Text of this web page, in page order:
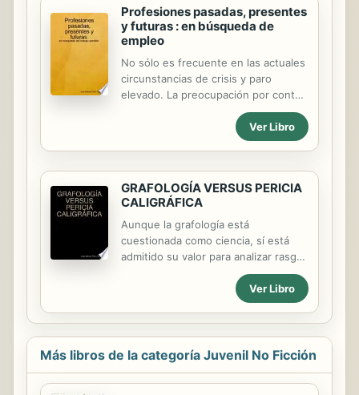
Profesiones pasadas, presentes
y futuras : en búsqueda de
empleo
No sólo es frecuente en las actuales
circunstancias de crisis y paro
elevado. La preocupación por contar
con un empleo es una cuestión de
constante actualidad. Desde el
momento en que se termina el
universitarios o la incorporación a la
vida laboral, se desearía conocer qué
trabajos tendrán más demanda.
Ver Libro
GRAFOLOGÍA VERSUS PERICIA
CALIGRÁFICA
Aunque la grafología está
cuestionada como ciencia, sí está
admitido su valor para analizar rasgos
de la personalidad. La grafología es
una técnica que, valiéndose del
análisis de la escritura, permite
conocer la personalidad de un
individuo. Algunas corrientes le
confieren estatus de ciencia, otras
Sin entrar en la polémica, sí existe
Ver Libro
Más libros de la categoría Juvenil No Ficción